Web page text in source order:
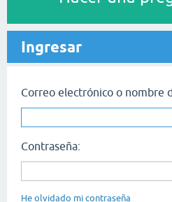
Ingresar
Correo electrónico o nombre
Contraseña:
He olvidado mi contraseña